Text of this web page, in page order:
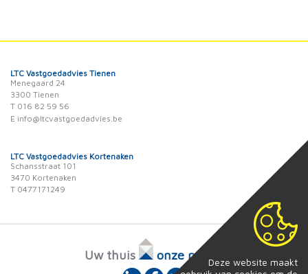
LTC Vastgoedadvies Tienen
Menegaard 24
3300 Tienen
T 016 82 59 56
E info@ltcvastgoedadvies.be
LTC Vastgoedadvies Kortenaken
Schansstraat 101
3470 Kortenaken
T 0477171249
Uw thuis onze passieDeze website maakt